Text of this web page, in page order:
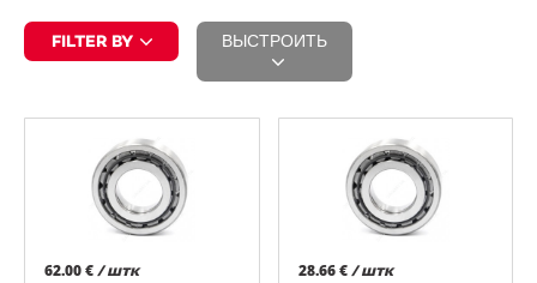
FILTER BY ВЫСТРОИТЬ
62.00 €/ штк
28.66 € / штк